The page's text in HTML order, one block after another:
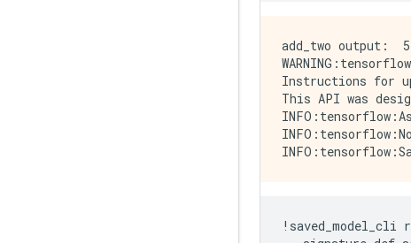
add_two output:
Instructions for
This API was
! saved_model_cli